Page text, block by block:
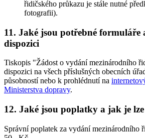
řidičského průkazu je stále nutné
fotografii).
11. Jaké jsou potřebné formuláře
dispozici
Tiskopis "Žádost o vydání mezinárodního
dispozici na všech příslušných obecních
působností nebo k prohlédnutí na
Ministerstva dopravy.
12. Jaké jsou poplatky a jak je
Správní poplatek za vydání mezinárodního